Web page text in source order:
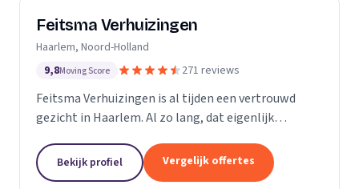
Feitsma Verhuizingen
Haarlem, Noord-Holland
9,8Moving Score 271 reviews
Feitsma Verhuizingen is al tijden een vertrouwd
gezicht in Haarlem. Al zo lang, dat eigenlijk
ooit begonnen is met verhuizen. De eerste
advertenties van...
Bekijk profiel Vergelijk offertes